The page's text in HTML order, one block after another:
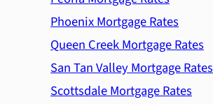
Phoenix Mortgage Rates
Queen Creek Mortgage Rates
San Tan Valley Mortgage Rates
Scottsdale Mortgage Rates